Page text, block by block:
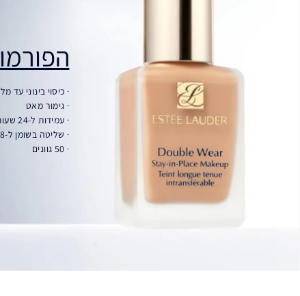
· כיסוי בינוני עד
· גימור מאט
· עמידות ל-24 שעות
· שליטה בשומן ל-8 שעות
· 50 גוונים